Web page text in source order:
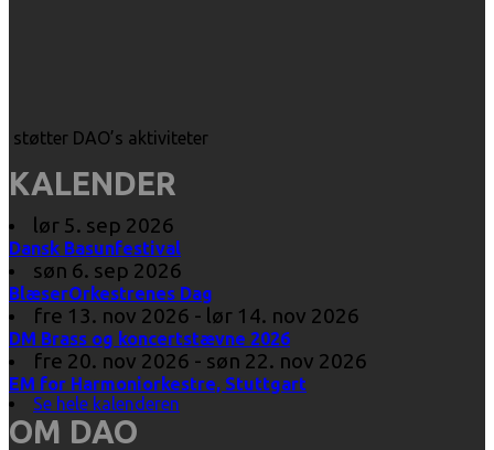
støtter DAO’s aktiviteter
KALENDER
lør 5. sep 2026
Dansk Basunfestival
søn 6. sep 2026
BlæserOrkestrenes Dag
fre 13. nov 2026 - lør 14. nov 2026
DM Brass og koncertstævne 2026
fre 20. nov 2026 - søn 22. nov 2026
EM for Harmoniorkestre, Stuttgart
Se hele kalenderen
OM DAO